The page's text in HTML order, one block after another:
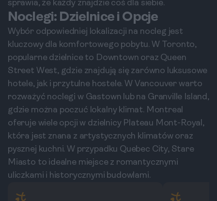
sprawia, że każdy znajdzie coś dla siebie.
Noclegi: Dzielnice i Opcje
Wybór odpowiedniej lokalizacji na nocleg jest
kluczowy dla komfortowego pobytu. W Toronto,
popularne dzielnice to Downtown oraz Queen
Street West, gdzie znajdują się zarówno luksusowe
hotele, jak i przytulne hostele. W Vancouver warto
rozważyć noclegi w Gastown lub na Granville Island,
gdzie można poczuć lokalny klimat. Montreal
oferuje wiele opcji w dzielnicy Plateau Mont-Royal,
która jest znana z artystycznych klimatów oraz
pysznej kuchni. W przypadku Quebec City, Stare
Miasto to idealne miejsce z romantycznymi
uliczkami i historycznymi budowlami.